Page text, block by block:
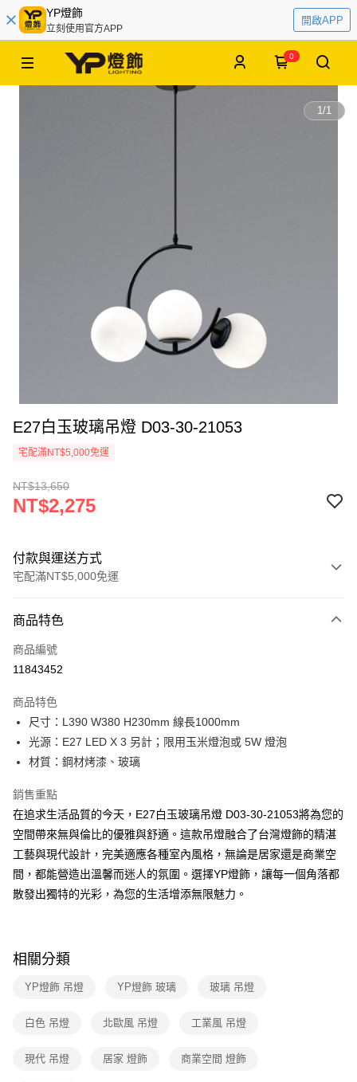
YP燈飾
立刻使用官方APP
開啟APP
0
1/1
E27白玉玻璃吊燈 D03-30-21053
宅配滿NT$5,000免運
NT$13,650
NT$2,275
付款與運送方式
宅配滿NT$5,000免運
信用卡一次付款
LINE Pay
街口支付
悠遊付
全盈+PAY
AFTEE先享後付
相關說明
【關於「AFTEE先享後付」】
AFTEE先享後付是「在收到商品之後才付款」的支付方式。 讓您購物簡單
便利好安心！
１．於結帳方式選擇「AFTEE先享後付」後，將跳轉至「AFTEE先享後付」
２．訂單成立數日內，您將收到繳費通知簡訊。
３．收到繳費通知簡訊後14天內，點擊此簡訊中的連結，可透過四大超商／
※ 請注意：結帳手續完成當下不需立刻繳費，但若您需要取消訂單，請聯絡
新竹貨運宅配
商品特色
商品編號
11843452
商品特色
尺寸：L390 W380 H230mm 線長1000mm
光源：E27 LED X 3 另計；限用玉米燈泡或 5W 燈泡
材質：鋼材烤漆、玻璃
銷售重點
在追求生活品質的今天，E27白玉玻璃吊燈 D03-30-21053將為您的
空間帶來無與倫比的優雅與舒適。這款吊燈融合了台灣燈飾的精湛
工藝與現代設計，完美適應各種室內風格，無論是居家還是商業空
間，都能營造出溫馨而迷人的氛圍。選擇YP燈飾，讓每一個角落都
散發出獨特的光彩，為您的生活增添無限魅力。
相關分類
YP燈飾 吊燈 YP燈飾 玻璃 玻璃 吊燈
白色 吊燈 北歐風 吊燈 工業風 吊燈
現代 吊燈 居家 燈飾 商業空間 燈飾